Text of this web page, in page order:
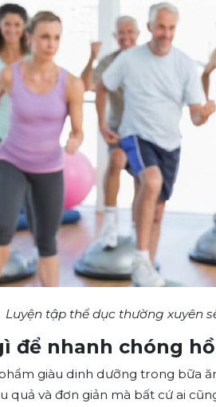
Luyện tập thể dục thường xuyên
để nhanh chóng
giàu dinh dưỡng trong bữa
quả và đơn giản mà bất cứ ai